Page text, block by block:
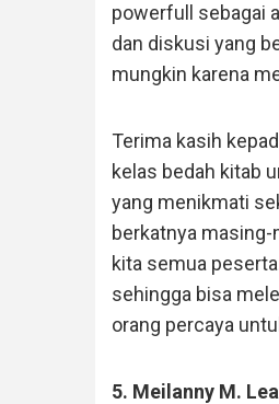
powerfull sebagai
dan diskusi yang
mungkin karena
Terima kasih
kelas bedah kitab
yang menikmati
berkatnya
kita semua
sehingga bisa
orang percaya
5. Meilanny M. Lea